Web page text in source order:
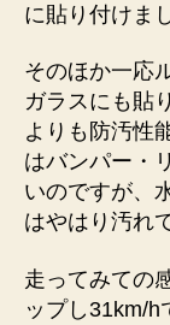
に貼り付けま
そのほか一応
ガラスにも貼
よりも防汚性
はバンパー・
いのですが、
はやはり汚れ
走ってみての
ップし31km/h